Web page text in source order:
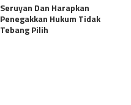
Seruyan Dan Harapkan
Penegakkan Hukum Tidak
Tebang Pilih